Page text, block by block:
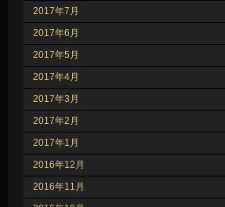
2017年7月
2017年6月
2017年5月
2017年4月
2017年3月
2017年2月
2017年1月
2016年12月
2016年11月